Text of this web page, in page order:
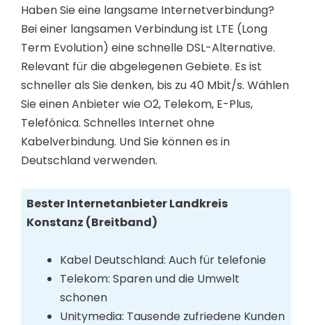
Haben Sie eine langsame Internetverbindung?
Bei einer langsamen Verbindung ist LTE (Long
Term Evolution) eine schnelle DSL-Alternative.
Relevant für die abgelegenen Gebiete. Es ist
schneller als Sie denken, bis zu 40 Mbit/s. Wählen
Sie einen Anbieter wie O2, Telekom, E-Plus,
Telefónica. Schnelles Internet ohne
Kabelverbindung. Und Sie können es in
Deutschland verwenden.
Bester Internetanbieter Landkreis
Konstanz (Breitband)
Kabel Deutschland: Auch für telefonie
Telekom: Sparen und die Umwelt
schonen
Unitymedia: Tausende zufriedene Kunden